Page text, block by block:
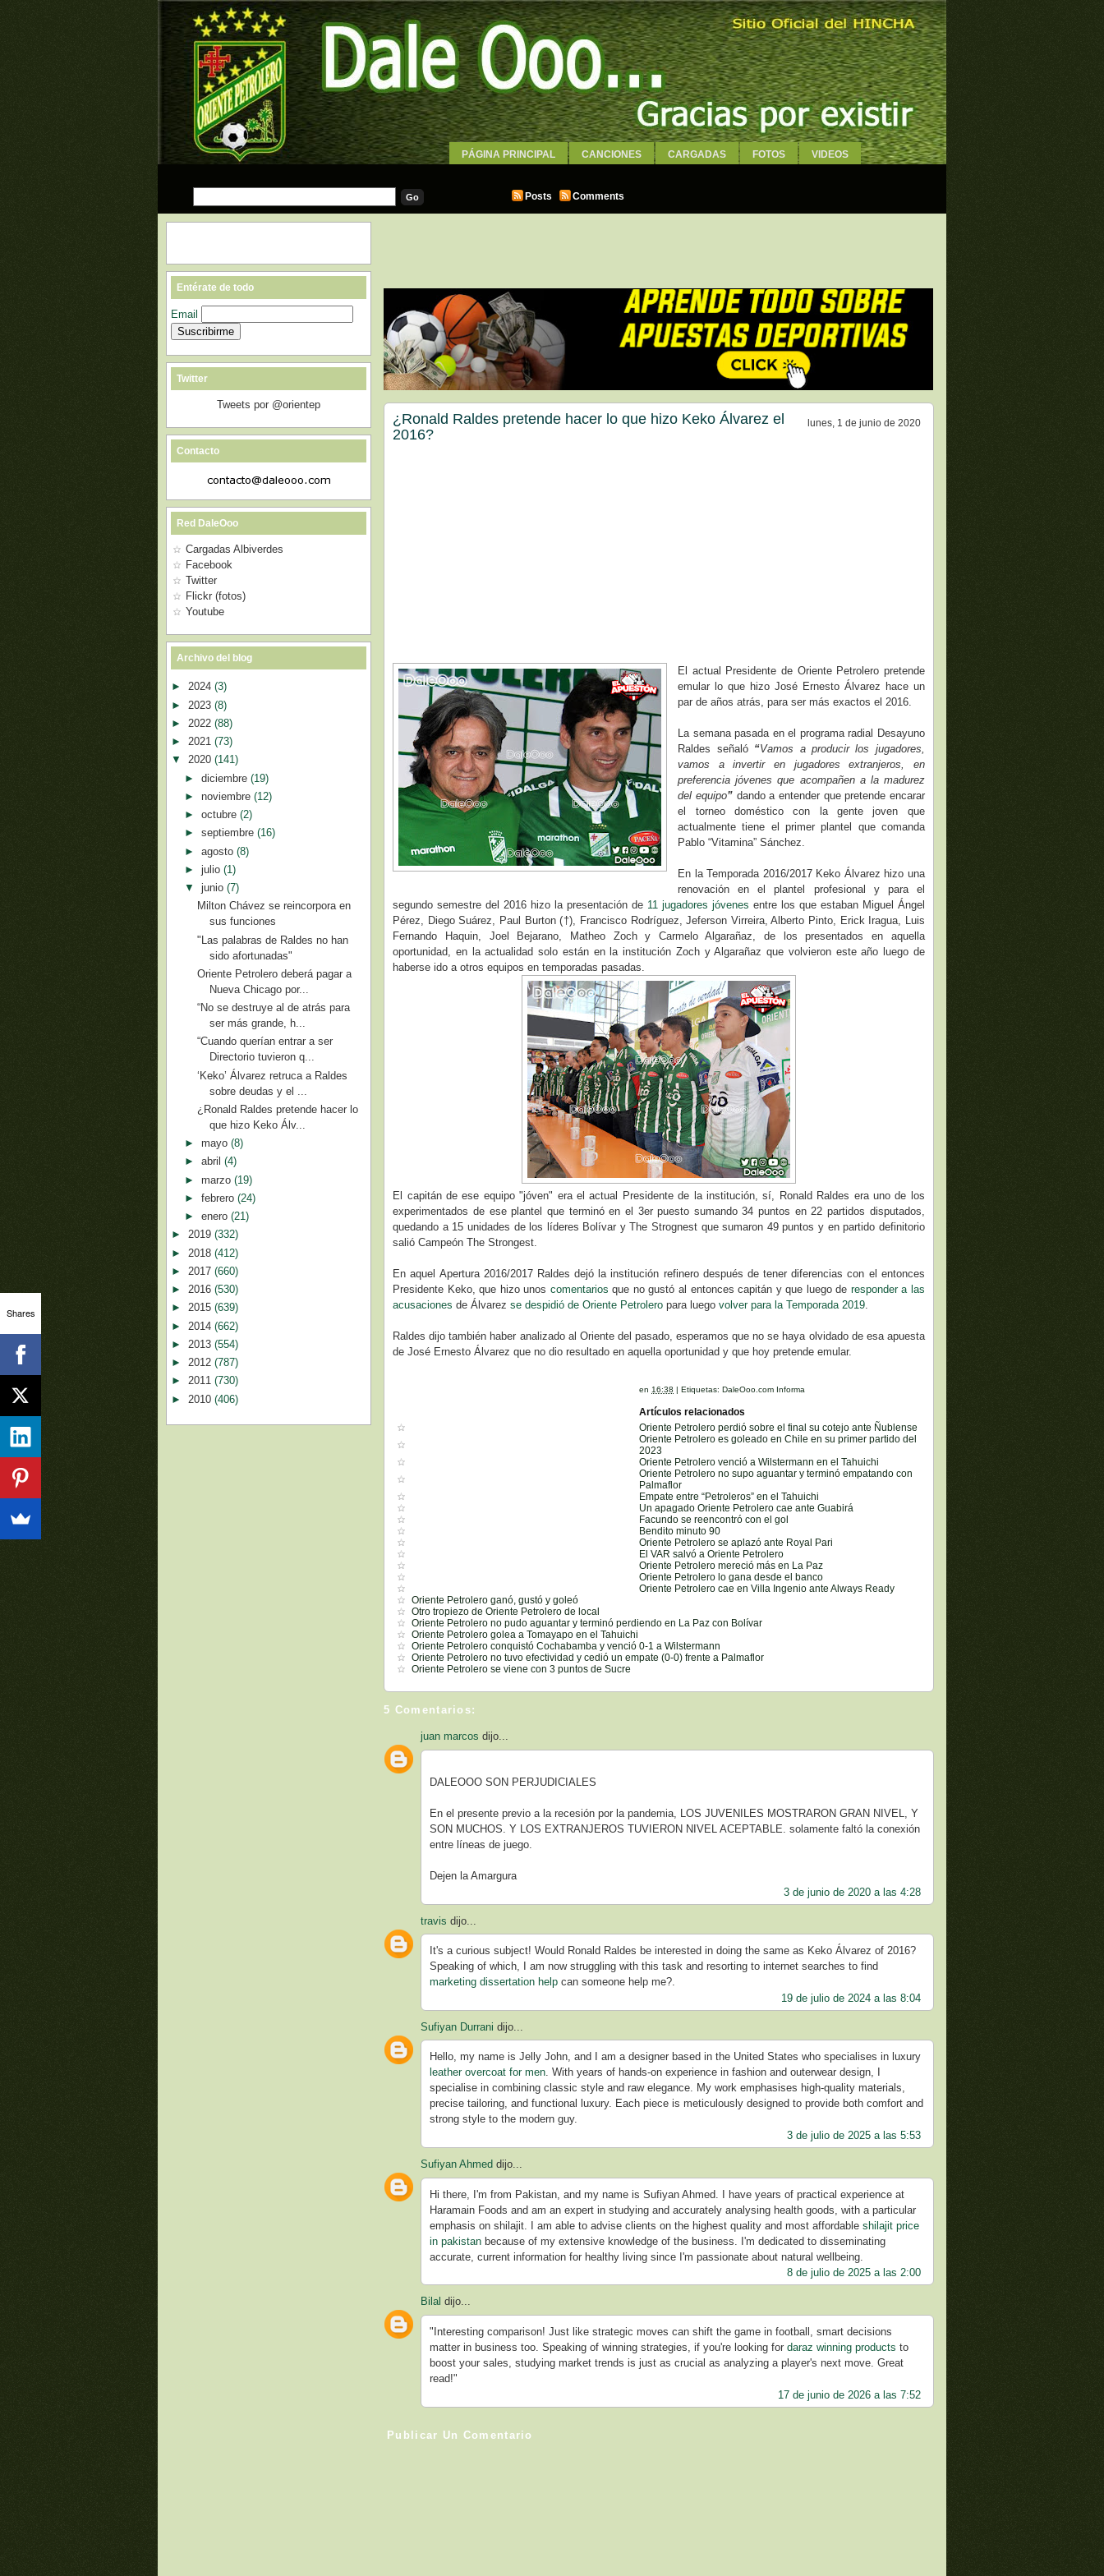
PÁGINA PRINCIPAL CANCIONES CARGADAS FOTOS VIDEOS
Posts
Comments
lunes, 1 de junio de 2020
¿Ronald Raldes pretende hacer lo que hizo Keko Álvarez el
2016?
El actual Presidente de Oriente Petrolero pretende
emular lo que hizo José Ernesto Álvarez hace un
par de años atrás, para ser más exactos el 2016.
La semana pasada en el programa radial Desayuno
Raldes señaló “Vamos a producir los jugadores,
vamos a invertir en jugadores extranjeros, en
preferencia jóvenes que acompañen a la madurez
del equipo”dando a entender que pretende encarar
el torneo doméstico con la gente joven que
actualmente tiene el primer plantel que comanda
Pablo “Vitamina” Sánchez.
En la Temporada 2016/2017 Keko Álvarez hizo una
renovación en el plantel profesional y para el
segundo semestre del 2016 hizo la presentación de 11 jugadores jóvenes entre los que estaban Miguel Ángel
Pérez, Diego Suárez, Paul Burton (†), Francisco Rodríguez, Jeferson Virreira, Alberto Pinto, Erick Iragua, Luis
Fernando Haquin, Joel Bejarano, Matheo Zoch y Carmelo Algarañaz, de los presentados en aquella
oportunidad, en la actualidad solo están en la institución Zoch y Algarañaz que volvieron este año luego de
haberse ido a otros equipos en temporadas pasadas.
El capitán de ese equipo "jóven" era el actual Presidente de la institución, sí, Ronald Raldes era uno de los
experimentados de ese plantel que terminó en el 3er puesto sumando 34 puntos en 22 partidos disputados,
quedando a 15 unidades de los líderes Bolívar y The Strognest que sumaron 49 puntos y en partido definitorio
salió Campeón The Strongest.
En aquel Apertura 2016/2017 Raldes dejó la institución refinero después de tener diferencias con el entonces
Presidente Keko, que hizo unos comentarios que no gustó al entonces capitán y que luego de responder a las
acusaciones de Álvarezse despidió de Oriente Petrolero para luegovolver para la Temporada 2019
Raldes dijo también haber analizado al Oriente del pasado, esperamos que no se haya olvidado de esa apuesta
de José Ernesto Álvarez que no dio resultado en aquella oportunidad y que hoy pretende emular.
en 16:38 |Etiquetas:DaleOoo.com Informa
Artículos relacionados
Oriente Petrolero perdió sobre el final su cotejo ante Ñublense
Oriente Petrolero es goleado en Chile en su primer partido del
2023
Oriente Petrolero venció a Wilstermann en el Tahuichi
Oriente Petrolero no supo aguantar y terminó empatando con
Palmaflor
Empate entre “Petroleros” en el Tahuichi
Un apagado Oriente Petrolero cae ante Guabirá
Facundo se reencontró con el gol
Bendito minuto 90
Oriente Petrolero se aplazó ante Royal Pari
El VAR salvó a Oriente Petrolero
Oriente Petrolero mereció más en La Paz
Oriente Petrolero lo gana desde el banco
Oriente Petrolero cae en Villa Ingenio ante Always Ready
Oriente Petrolero ganó, gustó y goleó
Otro tropiezo de Oriente Petrolero de local
Oriente Petrolero no pudo aguantar y terminó perdiendo en La Paz con Bolívar
Oriente Petrolero golea a Tomayapo en el Tahuichi
Oriente Petrolero conquistó Cochabamba y venció 0-1 a Wilstermann
Oriente Petrolero no tuvo efectividad y cedió un empate (0-0) frente a Palmaflor
Oriente Petrolero se viene con 3 puntos de Sucre
5 Comentarios:
juan marcos dijo...
DALEOOO SON PERJUDICIALES
En el presente previo a la recesión por la pandemia, LOS JUVENILES MOSTRARON GRAN NIVEL, Y
SON MUCHOS. Y LOS EXTRANJEROS TUVIERON NIVEL ACEPTABLE. solamente faltó la conexión
entre líneas de juego.
Dejen la Amargura
3 de junio de 2020 a las 4:28
travis dijo...
It's a curious subject! Would Ronald Raldes be interested in doing the same as Keko Álvarez of 2016?
Speaking of which, I am now struggling with this task and resorting to internet searches to find
marketing dissertation help can someone help me?.
19 de julio de 2024 a las 8:04
Sufiyan Durrani dijo...
Hello, my name is Jelly John, and I am a designer based in the United States who specialises in luxury
leather overcoat for men. With years of hands-on experience in fashion and outerwear design, I
specialise in combining classic style and raw elegance. My work emphasises high-quality materials,
precise tailoring, and functional luxury. Each piece is meticulously designed to provide both comfort and
strong style to the modern guy.
3 de julio de 2025 a las 5:53
Sufiyan Ahmed dijo...
Hi there, I'm from Pakistan, and my name is Sufiyan Ahmed. I have years of practical experience at
Haramain Foods and am an expert in studying and accurately analysing health goods, with a particular
emphasis on shilajit. I am able to advise clients on the highest quality and most affordableshilajit price
in pakistan because of my extensive knowledge of the business. I'm dedicated to disseminating
accurate, current information for healthy living since I'm passionate about natural wellbeing.
8 de julio de 2025 a las 2:00
Bilal dijo...
"Interesting comparison! Just like strategic moves can shift the game in football, smart decisions
matter in business too. Speaking of winning strategies, if you're looking fordaraz winning products to
boost your sales, studying market trends is just as crucial as analyzing a player's next move. Great
read!"
17 de junio de 2026 a las 7:52
Publicar Un Comentario
Entérate de todo
Email
Twitter
Tweets por @orientep
Contacto
Red DaleOoo
Cargadas Albiverdes
Facebook
Twitter
Flickr (fotos)
Youtube
Archivo del blog
► 2024 (3)
► 2023 (8)
► 2022 (88)
► 2021 (73)
▼ 2020 (141)
► diciembre (19)
► noviembre (12)
► octubre (2)
► septiembre (16)
► agosto (8)
► julio (1)
▼ junio (7)
Milton Chávez se reincorpora en
sus funciones
"Las palabras de Raldes no han
sido afortunadas"
Oriente Petrolero deberá pagar a
Nueva Chicago por...
“No se destruye al de atrás para
ser más grande, h...
“Cuando querían entrar a ser
Directorio tuvieron q...
‘Keko’ Álvarez retruca a Raldes
sobre deudas y el ...
¿Ronald Raldes pretende hacer lo
que hizo Keko Álv...
► mayo (8)
► abril (4)
► marzo (19)
► febrero (24)
► enero (21)
► 2019 (332)
► 2018 (412)
► 2017 (660)
► 2016 (530)
► 2015 (639)
► 2014 (662)
► 2013 (554)
► 2012 (787)
► 2011 (730)
► 2010 (406)
Shares